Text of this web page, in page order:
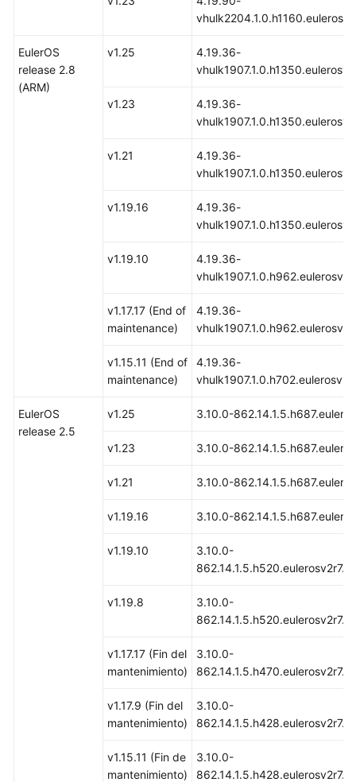
para
Optimizing
Parameters
Almacenamiento
contenedores
EulerOS
release 2.8
(ARM)
v1.25
4.19.36-
v1.23
4.19.36-
v1.21
4.19.36-
v1.19.16
4.19.36-
v1.19.10
4.19.36-
v1.17.17 (End of
maintenance)
4.19.36-
v1.15.11 (End of
maintenance)
4.19.36-
EulerOS
release 2.5
v1.25 3.10.0-
v1.23 3.10.0-
v1.21 3.10.0-
v1.19.16 3.10.0-
v1.19.10
3.10.0-
v1.19.8
3.10.0-
v1.17.17 (Fin del
mantenimiento)
3.10.0-
v1.17.9 (Fin del
mantenimiento)
3.10.0-
v1.15.11 (Fin de
mantenimiento)
3.10.0-